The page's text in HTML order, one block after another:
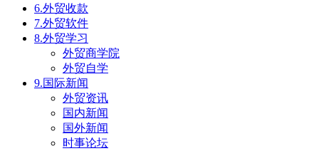
6.外贸收款
7.外贸软件
8.外贸学习
外贸商学院
外贸自学
9.国际新闻
外贸资讯
国内新闻
国外新闻
时事论坛